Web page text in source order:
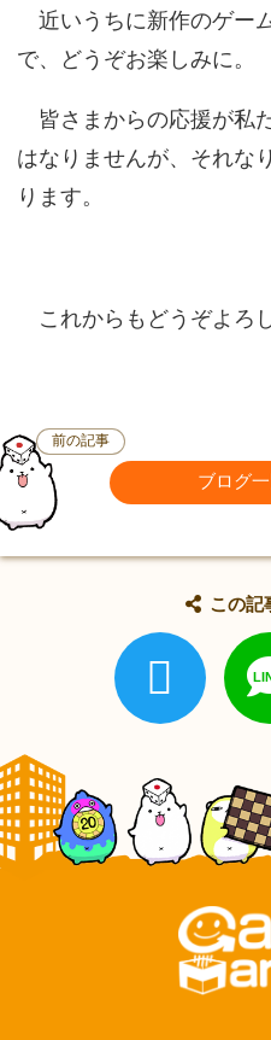
近いうちに新作のゲー
で、どうぞお楽しみに。
皆さまからの応援が私
はなりませんが、それな
ります。
これからもどうぞよろ
前の記事
ブログ
この記